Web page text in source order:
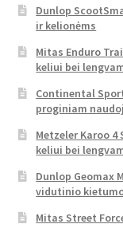
Dunlop
ir kelionėms
Mitas Enduro
keliui bei
Continental
proginiam
Metzeler Karoo
keliui bei
Dunlop Geomax
vidutinio
Mitas Street